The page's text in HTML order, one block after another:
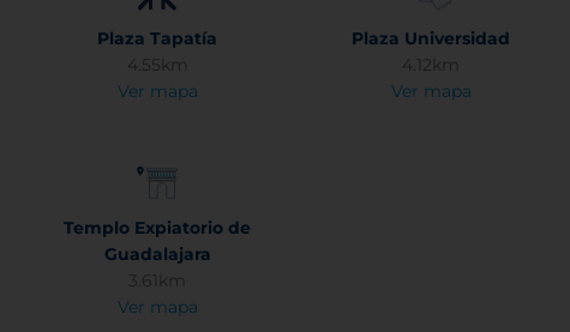
Plaza Tapatía
4.55km
Ver mapa
Plaza Universidad
4.12km
Ver mapa
Templo Expiatorio de
Guadalajara
3.61km
Ver mapa